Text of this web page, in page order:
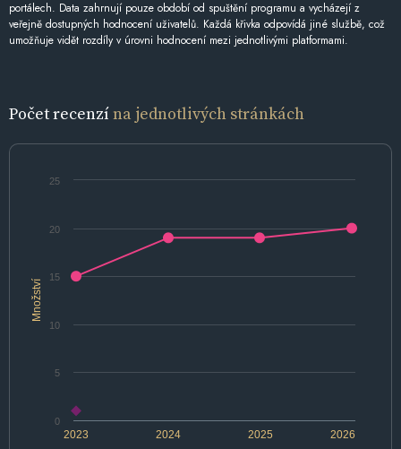
portálech. Data zahrnují pouze období od spuštění programu a vycházejí z
veřejně dostupných hodnocení uživatelů. Každá křivka odpovídá jiné službě, což
umožňuje vidět rozdíly v úrovni hodnocení mezi jednotlivými platformami.
Počet recenzína jednotlivých stránkách
Množství
2024 2026
2023 2025
0
5
10
15
20
25